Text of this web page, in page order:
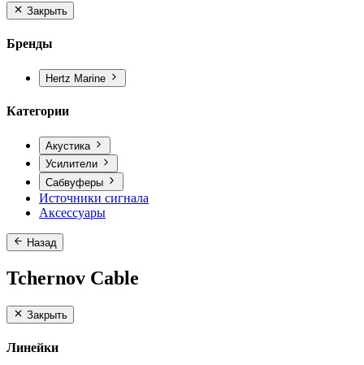
Закрыть
Бренды
Hertz Marine
Категории
Акустика
Усилители
Сабвуферы
Источники сигнала
Аксессуары
Назад
Tchernov Cable
Закрыть
Линейки